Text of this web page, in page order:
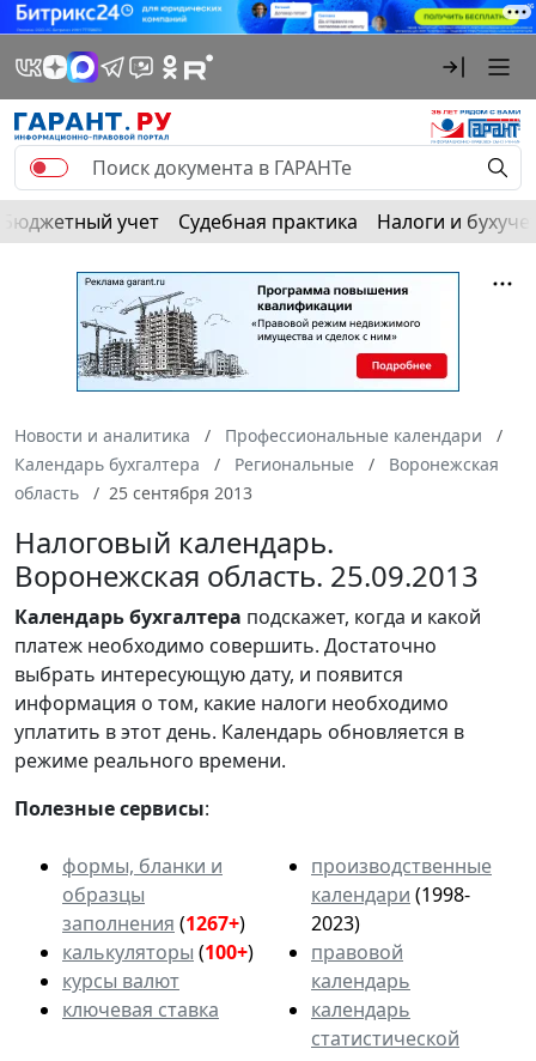
Бюджетный учет Судебная практика Налоги и
Новости и аналитика
Профессиональные календари
Календарь бухгалтера
Региональные
Воронежская
область
25 сентября 2013
Налоговый календарь.
Воронежская область. 25.09.2013
Календарьбухгалтера подскажет, когда и какой
платеж необходимо совершить. Достаточно
выбрать интересующую дату, и появится
информация о том, какие налоги необходимо
уплатить в этот день. Календарь обновляется в
режиме реального времени.
Полезные сервисы:
формы, бланки и
образцы
заполнения (1267+)
калькуляторы (100+)
курсы валют
ключевая ставка
производственные
календари (1998-
2023)
правовой
календарь
календарь
статистической